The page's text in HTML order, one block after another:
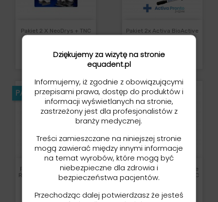
Pakiet 2 X NeoDrys + TNC
Cena
229,00 zł
Pakiet 2x Activa BioActive
Restorative + Activa
Cena
999,00 zł
Pakiet 2x Activa Bioactive
Restorative + Nowa Activa
Bioactive Bulk Flow Za...
Cena
1 090,50 zł
PAKIET
Pakiet 2x Activa Bioactive
Restorative + TheraCal LC
1g.
Cena
899,00 zł
PAKIET
Dziękujemy za wizytę na stronie
equadent.pl
Informujemy, iż zgodnie z obowiązującymi
przepisami prawa, dostęp do produktów i
informacji wyświetlanych na stronie,
zastrzeżony jest dla profesjonalistów z
branży medycznej.
Treści zamieszczane na niniejszej stronie
mogą zawierać między innymi informacje
na temat wyrobów, które mogą być
niebezpieczne dla zdrowia i
bezpieczeństwa pacjentów.
Przechodząc dalej potwierdzasz że jesteś